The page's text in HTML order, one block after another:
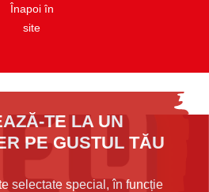
Înapoi în
site
TE LA UN
PE GUSTUL TĂU
selectate special, în funcție